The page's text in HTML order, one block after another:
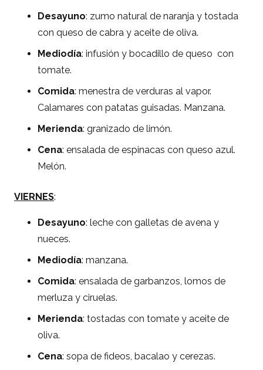
Desayuno: zumo natural de naranja y tostada
con queso de cabra y aceite de oliva.
Mediodía: infusión y bocadillo de queso con
tomate.
Comida: menestra de verduras al vapor.
Calamares con patatas guisadas. Manzana.
Merienda: granizado de limón.
Cena: ensalada de espinacas con queso azul.
Melón.
VIERNES:
Desayuno: leche con galletas de avena y
nueces.
Mediodía: manzana.
Comida: ensalada de garbanzos, lomos de
merluza y ciruelas.
Merienda: tostadas con tomate y aceite de
oliva.
Cena: sopa de fideos, bacalao y cerezas.